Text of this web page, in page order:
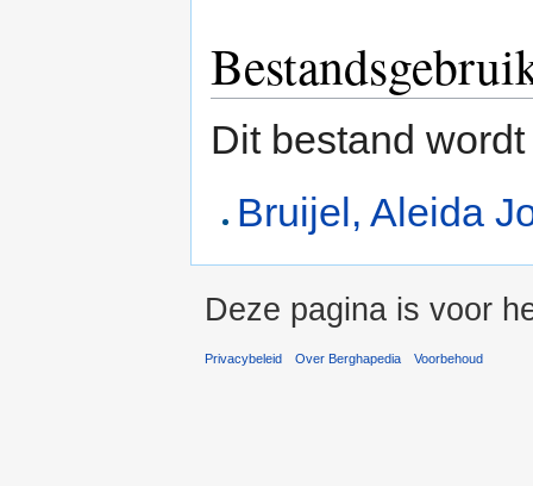
Dit bestand
Bruijel, Aleida
Deze pagina is voor
Privacybeleid Over Berghapedia Voorbehoud